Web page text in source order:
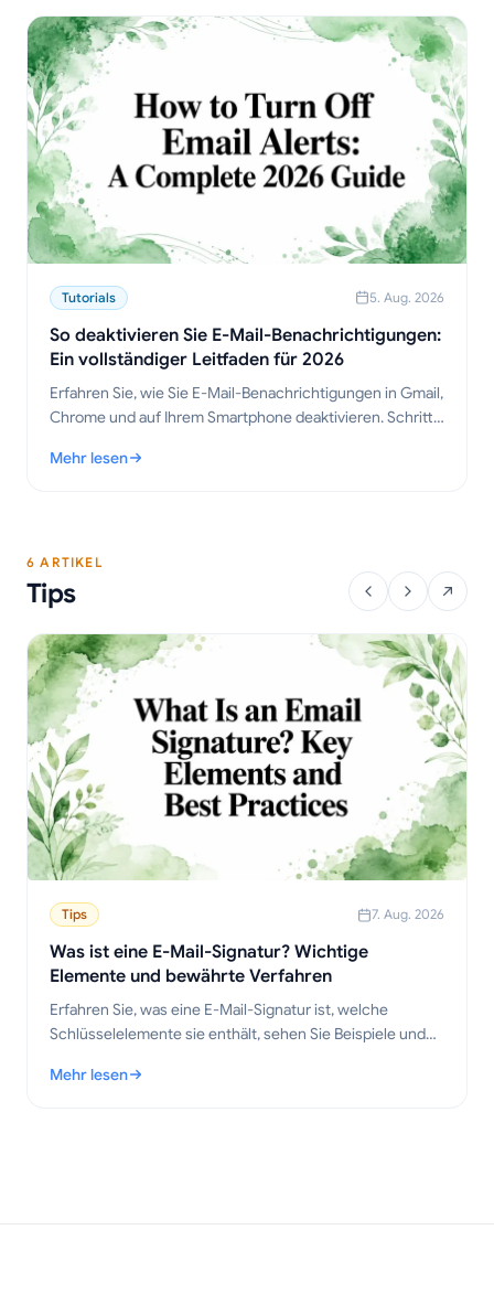
Tutorials 5. Aug. 2026
So deaktivieren Sie E-Mail-Benachrichtigungen:
Ein vollständiger Leitfaden für 2026
Erfahren Sie, wie Sie E-Mail-Benachrichtigungen in Gmail,
Chrome und auf Ihrem Smartphone deaktivieren. Schritt-
Browser sowie Tipps zur Fehlerbehebung.
Mehr lesen
: So deaktivieren Sie E-Mail-Benachrichtigungen: Ein
6 ARTIKEL
Tips
Tips 7. Aug. 2026
Was ist eine E-Mail-Signatur? Wichtige
Elemente und bewährte Verfahren
Erfahren Sie, was eine E-Mail-Signatur ist, welche
Schlüsselelemente sie enthält, sehen Sie Beispiele und
klare E-Mails im Jahr 2026.
Mehr lesen
: Was ist eine E-Mail-Signatur? Wichtige Elemente und